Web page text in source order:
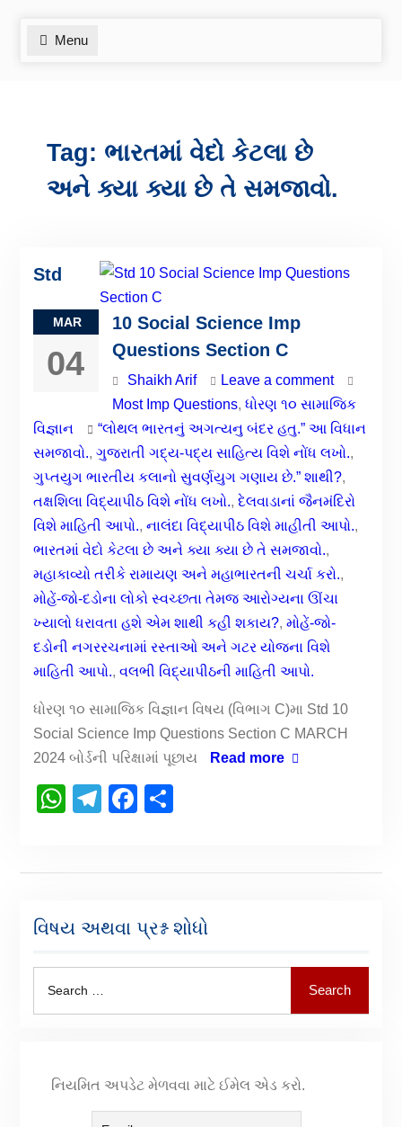
Menu
Tag: ભારતમાં વેદો કેટલા છે
અને ક્યા ક્યા છે તે સમજાવો.
MAR
04
Std
10 Social Science Imp
Questions Section C
Shaikh Arif
Leave a comment
Most Imp Questions, ધોરણ ૧૦ સામાજિક
વિજ્ઞાન
“લોથલ ભારતનું અગત્યનુ બંદર હતુ.” આ વિધાન
સમજાવો., ગુજરાતી ગદ્ય-પદ્ય સાહિત્ય વિશે નોંધ લખો.,
ગુપ્તયુગ ભારતીય કલાનો સુવર્ણયુગ ગણાય છે.” શાથી?,
તક્ષશિલા વિદ્યાપીઠ વિશે નોંધ લખો., દેલવાડાનાં જૈનમંદિરો
વિશે માહિતી આપો., નાલંદા વિદ્યાપીઠ વિશે માહીતી આપો.,
ભારતમાં વેદો કેટલા છે અને ક્યા ક્યા છે તે સમજાવો.,
મહાકાવ્યો તરીકે રામાયણ અને મહાભારતની ચર્ચા કરો.,
મોહેં-જો-દડોના લોકો સ્વચ્છતા તેમજ આરોગ્યના ઊંચા
ખ્યાલો ધરાવતા હશે એમ શાથી કહી શકાય?, મોહેં-જો-
દડોની નગરરચનામાં રસ્તાઓ અને ગટર યોજના વિશે
માહિતી આપો., વલભી વિદ્યાપીઠની માહિતી આપો.
ધોરણ ૧૦ સામાજિક વિજ્ઞાન વિષય (વિભાગ C)મા Std 10
Social Science Imp Questions Section C MARCH
2024 બોર્ડની પરિક્ષામાં પૂછાય
Read more
WhatsApp
Telegram
Facebook
વિષય અથવા પ્રશ્ન શોધો
Search
નિયમિત અપડેટ મેળવવા માટે ઈમેલ એડ કરો.